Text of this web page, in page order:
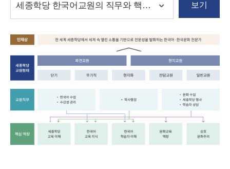
보기